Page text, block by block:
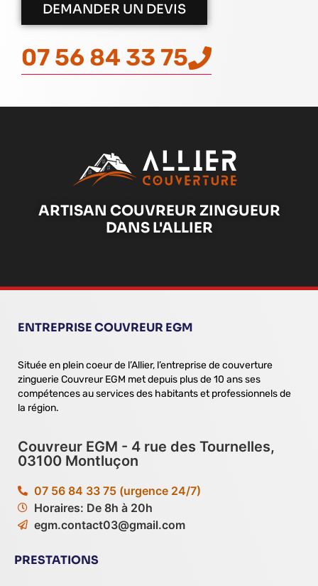
DEMANDER UN DEVIS
07 56 84 33 75
ARTISAN COUVREUR ZINGUEUR
DANS L'ALLIER
ENTREPRISE COUVREUR EGM
Située en plein coeur de l’Allier, l’entreprise de couverture
zinguerie Couvreur EGM met depuis plus de 10 ans ses
compétences au services des habitants et professionnels de
la région.
Couvreur EGM - 4 rue des Tournelles,
03100 Montluçon
07 56 84 33 75 (urgence 24/7)
Horaires: De 8h à 20h
egm.contact03@gmail.com
PRESTATIONS